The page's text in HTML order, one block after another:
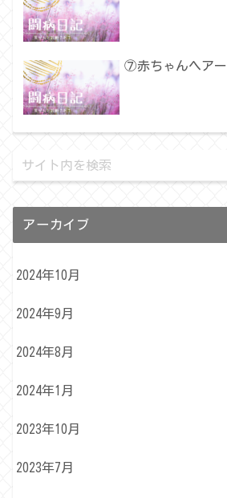
⑦赤ちゃんヘア
アーカイブ
2024年10月
2024年9月
2024年8月
2024年1月
2023年10月
2023年7月